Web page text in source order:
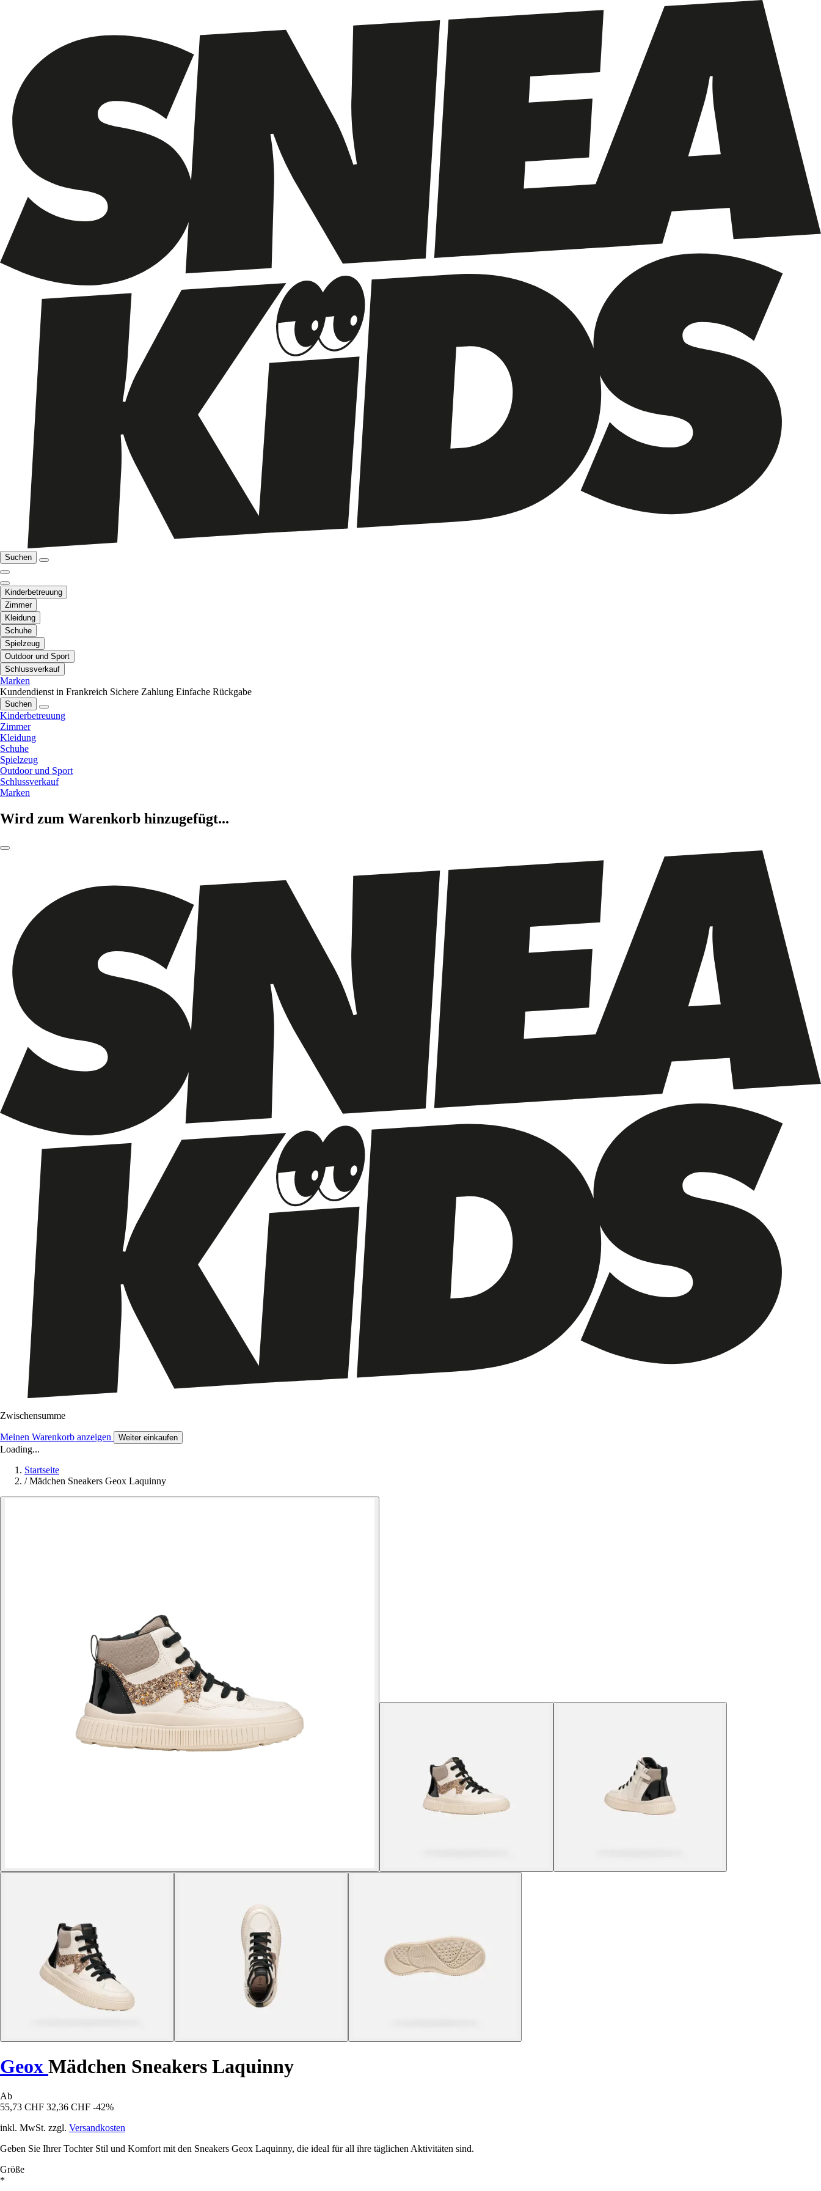
Suchen
Kinderbetreuung
Zimmer
Kleidung
Schuhe
Spielzeug
Outdoor und Sport
Schlussverkauf
Marken
Kundendienst in Frankreich Sichere Zahlung Einfache Rückgabe
Suchen
Kinderbetreuung
Zimmer
Kleidung
Schuhe
Spielzeug
Outdoor und Sport
Schlussverkauf
Marken
Wird zum Warenkorb hinzugefügt...
Zwischensumme
Meinen Warenkorb anzeigen Weiter einkaufen
Loading...
Startseite
/ Mädchen Sneakers Geox Laquinny
Geox Mädchen Sneakers Laquinny
Ab
55,73 CHF 32,36 CHF -42%
inkl. MwSt. zzgl. Versandkosten
Geben Sie Ihrer Tochter Stil und Komfort mit den Sneakers Geox Laquinny, die ideal für all ihre täglichen Aktivitäten sind.
Größe
*